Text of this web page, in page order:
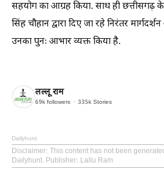
सहयोग का आग्रह किया. साथ ही छत्तीसगढ़ के
सिंह चौहान द्वारा दिए जा रहे निरंतर
उनका पुनः आभार व्यक्त किया है.
लल्लू राम
69k followers 335k Stories
Dailyhunt
Disclaimer: This content has not been
Dailyhunt. Publisher: Lallu Ram